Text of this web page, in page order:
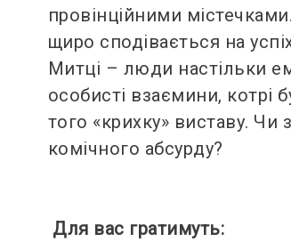
провінційними
щиро сподівається на
Митці – люди настільки
особисті взаємини, котрі
того «крихку» виставу. Чи
комічного абсурду?
Для вас гратимуть: